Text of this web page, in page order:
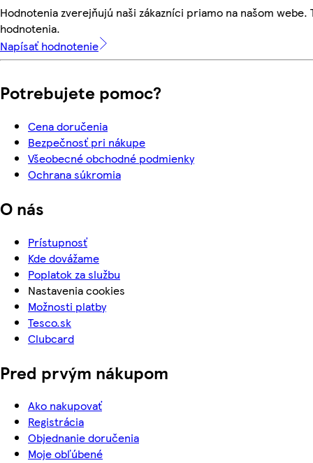
Hodnotenia zverejňujú naši zákazníci priamo na našom
hodnotenia.
Napísať hodnotenie
Potrebujete pomoc?
Cena doručenia
Bezpečnosť pri nákupe
Všeobecné obchodné podmienky
Ochrana súkromia
O nás
Prístupnosť
Kde dovážame
Poplatok za službu
Nastavenia cookies
Možnosti platby
Tesco.sk
Clubcard
Pred prvým nákupom
Ako nakupovať
Registrácia
Objednanie doručenia
Moje obľúbené